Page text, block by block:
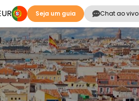
Seja um guia Chat ao vivo